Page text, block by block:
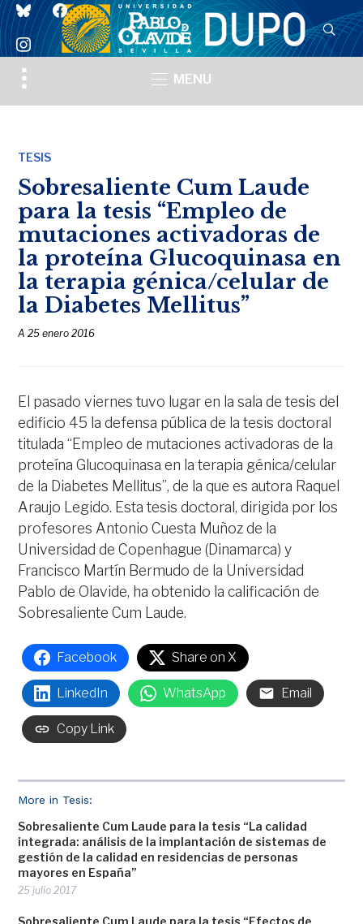
blueskyfacebook
instagram
Toggle
sidebar
MENU
TESIS
Sobresaliente Cum Laude
para la tesis “Empleo de
mutaciones activadoras de
la proteína Glucoquinasa en
la terapia génica/celular de
la Diabetes Mellitus”
A25 enero 2016
More in Tesis:
Sobresaliente Cum Laude para la tesis “La calidad
integrada: análisis de la implantación de sistemas de
gestión de la calidad en residencias de personas
mayores en España”
25 julio 2017
Sobresaliente Cum Laude para la tesis “Efectos de
El pasado viernes tuvo lugar en la sala de tesis del
edificio 45 la defensa pública de la tesis doctoral
titulada “Empleo de mutaciones activadoras de la
proteína Glucoquinasa en la terapia génica/celular
de la Diabetes Mellitus”, de la que es autora Raquel
Araujo Legido. Esta tesis doctoral, dirigida por los
profesores Antonio Cuesta Muñoz de la
Universidad de Copenhague (Dinamarca) y
Francisco Martín Bermudo de la Universidad
Pablo de Olavide, ha obtenido la calificación de
Sobresaliente Cum Laude.
Facebook Share on X
LinkedIn WhatsApp Email
Copy Link